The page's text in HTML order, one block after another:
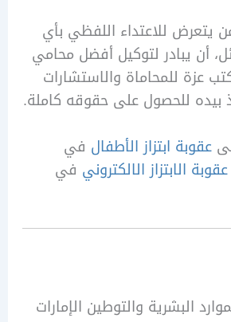
اللفظي بأي
لتوكيل أفضل محامي
والاستشارات
على حقوقه كاملة.
الأطفال في
الالكترونيفي
والتوطين الإمارات